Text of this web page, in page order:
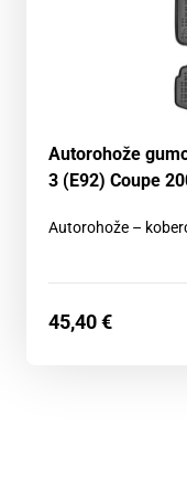
Autorohože
3 (E92) Coupe
Autorohože –
45,40€